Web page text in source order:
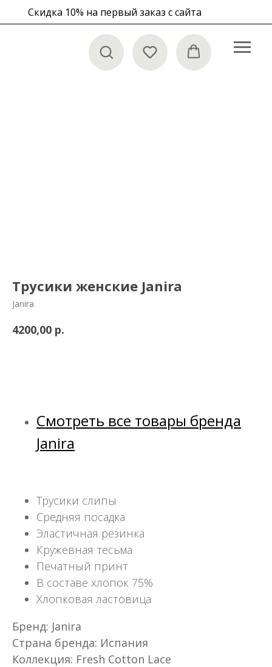
Скидка 10% на первый заказ с сайта
Трусики женские Janira
Janira
4200,00 р.
Смотреть все товары бренда
Janira
Трусики слипы
Средняя посадка
Эластичная резинка
Кружевная тесьма
Печатный принт
В составе хлопок 75%
Хлопковая ластовица
Бренд: Janira
Страна бренда: Испания
Коллекция: Fresh Cotton Lace